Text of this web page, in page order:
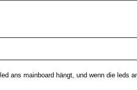
ans mainboard hängt, und wenn die leds